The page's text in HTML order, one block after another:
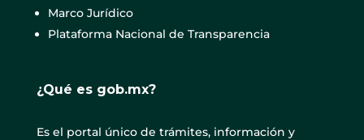
Marco Jurídico
Plataforma Nacional de Transparencia
¿Qué es gob.mx?
Es el portal único de trámites, información y